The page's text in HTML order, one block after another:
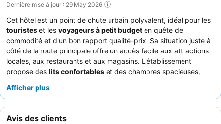
Dernière mise à jour : 29 May 2026
Cet hôtel est un point de chute urbain polyvalent, idéal pour les
touristes et les voyageurs à petit budget en quête de
commodité et d'un bon rapport qualité-prix. Sa situation juste à
côté de la route principale offre un accès facile aux attractions
locales, aux restaurants et aux magasins. L'établissement
propose des lits confortables et des chambres spacieuses,
constamment le
chauds comme des œufs et des gaufres, reçoit des
Afficher plus
Avis des clients